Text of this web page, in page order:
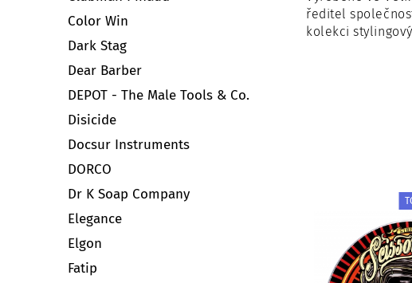
Color Win
Dark Stag
Dear Barber
DEPOT - The Male Tools & Co.
Disicide
Docsur Instruments
DORCO
Dr K Soap Company
Elegance
Elgon
Fatip
ředitel
kolekci